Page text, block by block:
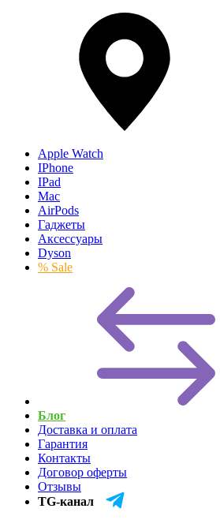
Apple Watch
IPhone
IPad
Mac
AirPods
Гаджеты
Аксессуары
Dyson
% Sale
Блог
Доставка и оплата
Гарантия
Контакты
Договор оферты
Отзывы
TG-канал